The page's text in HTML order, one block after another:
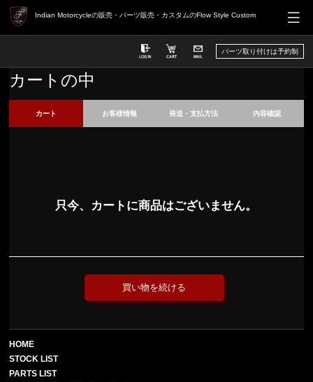
Indian Motorcycleの販売・パーツ販売・カスタムのFlow Style Custom
パーツ取り付けは予約制
カートの中
カート お客様情報 発送・支払方法 内容確認
只今、カートに商品はございません。
HOME
STOCK LIST
PARTS LIST